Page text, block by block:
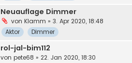
Neuauflage Dimmer
von Klamm » 3. Apr 2020, 18:48
Aktor Dimmer
rol-jal-bim112
von pete68 » 22. Jan 2020, 18:30